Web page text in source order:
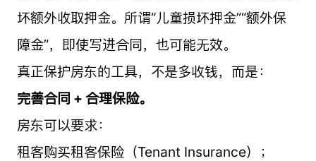
坏额外收取押金。所谓“儿童损坏押金”“额外保
障金”，即使写进合同，也可能无效。
真正保护房东的工具，不是多收钱，而是：
完善合同 + 合理保险。
房东可以要求：
租客购买租客保险（Tenant Insurance）；